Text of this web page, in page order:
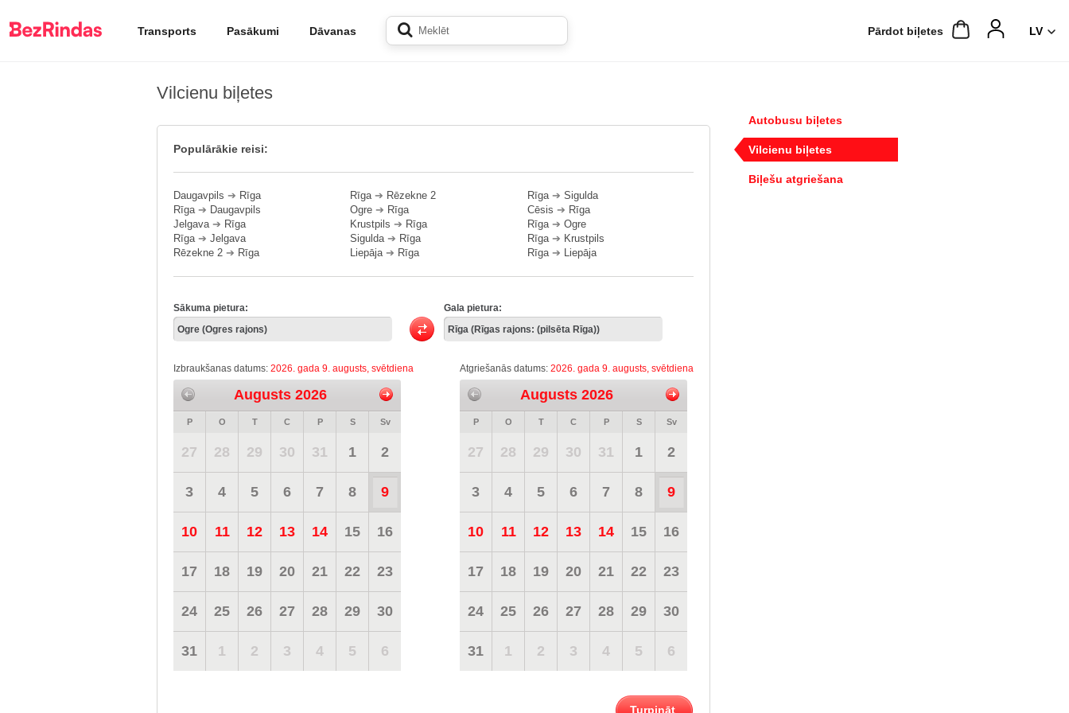
Transports Pasākumi Dāvanas Pārdot biļetes
Vilcienu biļetes
Populārākie reisi:
Daugavpils ➔ Rīga
Rīga➔ Daugavpils
Jelgava➔ Rīga
Rīga➔ Jelgava
Rēzekne 2 ➔ Rīga
Rīga➔ Rēzekne 2
Ogre ➔ Rīga
Krustpils ➔ Rīga
Sigulda➔ Rīga
Liepāja➔ Rīga
Rīga➔ Sigulda
Cēsis ➔ Rīga
Rīga➔ Ogre
Rīga➔ Krustpils
Rīga➔ Liepāja
Sākuma pietura: Gala pietura:
Izbraukšanas datums: 2026. gada 9. augusts, svētdiena
Augusts 2026
P O T C P S Sv
27 28 29 30 31 1 2
3 4 5 6 7 8 9
10 11 12 13 14 15 16
17 18 19 20 21 22 23
24 25 26 27 28 29 30
31 1 2 3 4 5 6
Atgriešanās datums: 2026. gada 9. augusts, svētdiena
Augusts 2026
P O T C P S Sv
27 28 29 30 31 1 2
3 4 5 6 7 8 9
10 11 12 13 14 15 16
17 18 19 20 21 22 23
24 25 26 27 28 29 30
31 1 2 3 4 5 6
Turpināt
Autobusu biļetes
Vilcienu biļetes
Biļešu atgriešana